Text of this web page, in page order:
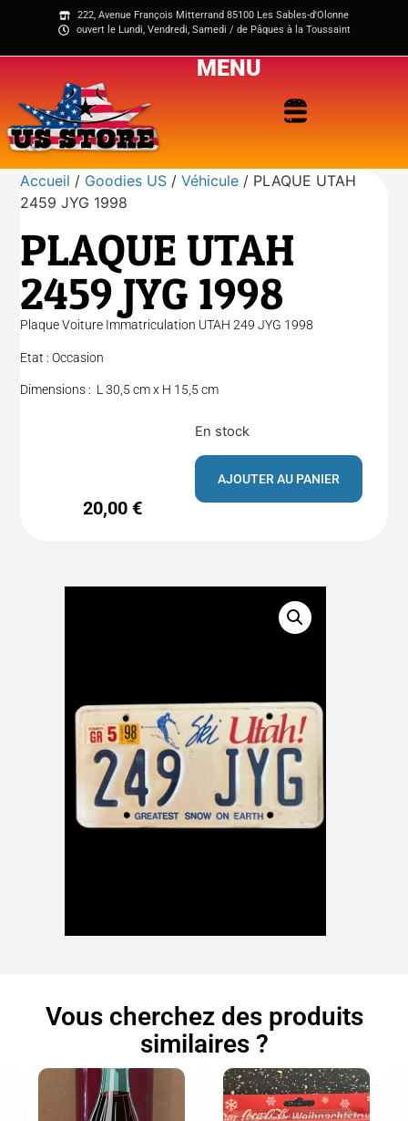
222, Avenue François Mitterrand 85100 Les Sables-d'Olonne
ouvert le Lundi, Vendredi, Samedi / de Pâques à la Toussaint
MENU
Accueil / Goodies US /Véhicule / PLAQUE UTAH
2459 JYG 1998
PLAQUE UTAH
2459 JYG 1998
Plaque Voiture Immatriculation UTAH 249 JYG 1998
Etat : Occasion
Dimensions : L 30,5 cm x H 15,5 cm
20,00 €
En stock
AJOUTER AU PANIER
Vous cherchez des produits
similaires ?